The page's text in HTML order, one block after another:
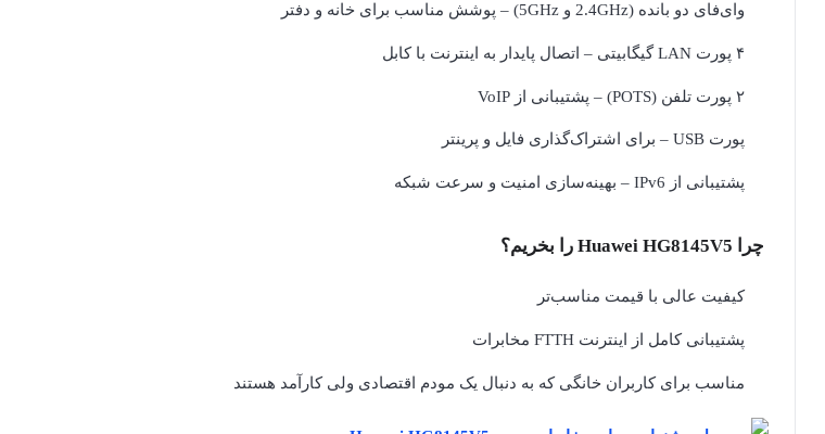
وای‌فای دو بانده (2.4GHz و 5GHz) – پوشش مناسب برای خانه و دفتر
۴ پورت LAN گیگابیتی – اتصال پایدار به اینترنت با کابل
۲ پورت تلفن (POTS) – پشتیبانی از VoIP
پورت USB – برای اشتراک‌گذاری فایل و پرینتر
پشتیبانی از IPv6 – بهینه‌سازی امنیت و سرعت شبکه
چرا Huawei HG8145V5 را بخریم؟
کیفیت عالی با قیمت مناسب‌تر
پشتیبانی کامل از اینترنت FTTH مخابرات
مناسب برای کاربران خانگی که به دنبال یک مودم اقتصادی ولی کارآمد هستند